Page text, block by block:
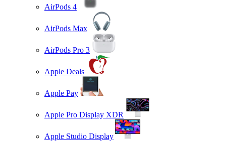
AirPods 4
AirPods Max
AirPods Pro 3
Apple Deals
Apple Pay
Apple Pro Display XDR
Apple Studio Display